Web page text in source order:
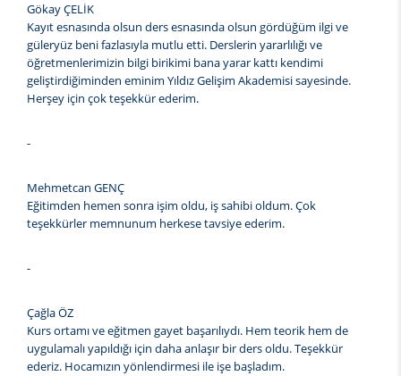
Gökay ÇELİK
Kayıt esnasında olsun ders esnasında olsun gördüğüm ilgi ve
güleryüz beni fazlasıyla mutlu etti. Derslerin yararlılığı ve
öğretmenlerimizin bilgi birikimi bana yarar kattı kendimi
geliştirdiğiminden eminim Yıldız Gelişim Akademisi sayesinde.
Herşey için çok teşekkür ederim.
-
Mehmetcan GENÇ
Eğitimden hemen sonra işim oldu, iş sahibi oldum. Çok
teşekkürler memnunum herkese tavsiye ederim.
-
Çağla ÖZ
Kurs ortamı ve eğitmen gayet başarılıydı. Hem teorik hem de
uygulamalı yapıldığı için daha anlaşır bir ders oldu. Teşekkür
ederiz. Hocamızın yönlendirmesi ile işe başladım.